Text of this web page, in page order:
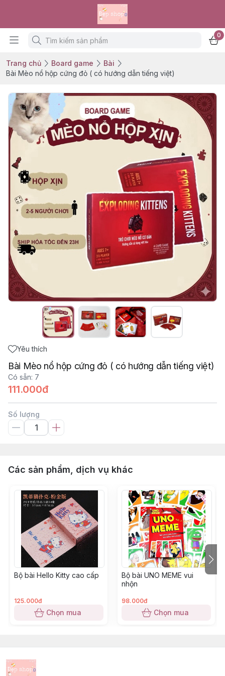
0
Trang chủ Board game
Bài
Bài Mèo nổ hộp cứng đỏ ( có hướng dẫn tiếng việt)
Yêu thích
Bài Mèo nổ hộp cứng đỏ ( có hướng dẫn tiếng việt)
Có sẵn: 7
111.000đ
Số lượng
Các sản phẩm, dịch vụ khác
Bộ bài Hello Kitty cao cấp
125.000đ
Chọn mua
Bộ bài UNO MEME vui
nhộn
98.000đ
Chọn mua